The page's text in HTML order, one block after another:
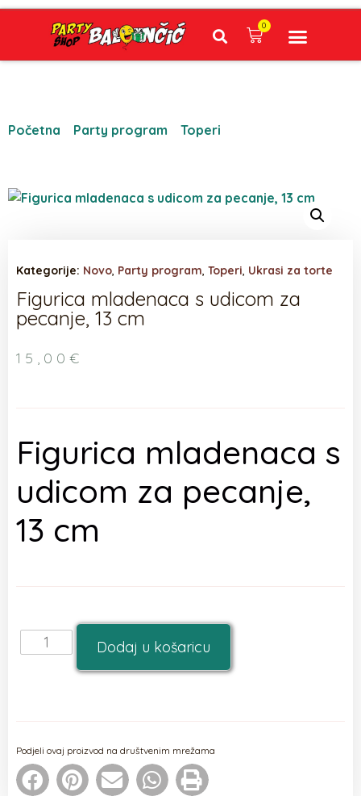
0
Početna Party program Toperi
Kategorije: Novo, Party program, Toperi, Ukrasi za torte
Figurica mladenaca s udicom za
pecanje, 13 cm
15,00 €
Figurica mladenaca s
udicom za pecanje,
13 cm
Dodaj u košaricu
Podjeli ovaj proizvod na društvenim mrežama